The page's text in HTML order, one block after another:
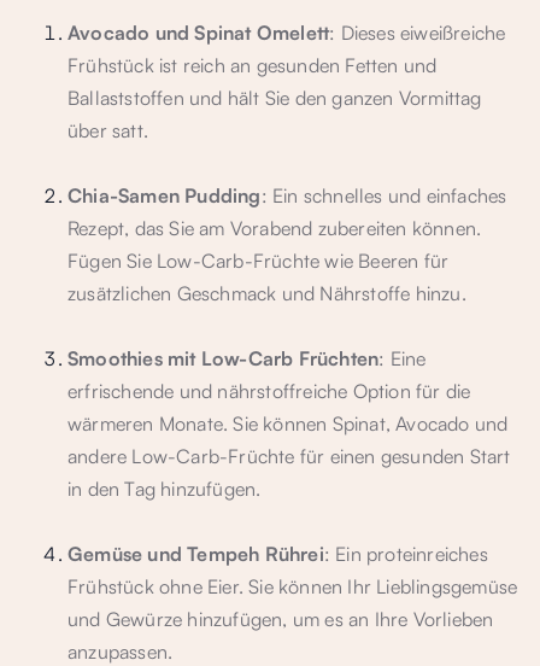
Avocado und Spinat Omelett: Dieses eiweißreiche
Frühstück ist reich an gesunden Fetten und
Ballaststoffen und hält Sie den ganzen Vormittag
über satt.
Chia-Samen Pudding: Ein schnelles und einfaches
Rezept, das Sie am Vorabend zubereiten können.
Fügen Sie Low-Carb-Früchte wie Beeren für
zusätzlichen Geschmack und Nährstoffe hinzu.
Smoothies mit Low-Carb Früchten: Eine
erfrischende und nährstoffreiche Option für die
wärmeren Monate. Sie können Spinat, Avocado und
andere Low-Carb-Früchte für einen gesunden Start
in den Tag hinzufügen.
Gemüse und Tempeh Rührei: Ein proteinreiches
Frühstück ohne Eier. Sie können Ihr Lieblingsgemüse
und Gewürze hinzufügen, um es an Ihre Vorlieben
anzupassen.